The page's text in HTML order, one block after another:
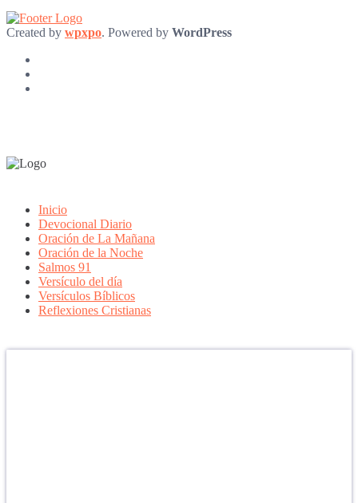
Created by wpxpo. Powered by WordPress
Inicio
Devocional Diario
Oración de La Mañana
Oración de la Noche
Salmos 91
Versículo del día
Versículos Bíblicos
Reflexiones Cristianas